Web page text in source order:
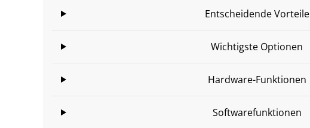
Entscheidende Vorteile
Wichtigste Optionen
Hardware-Funktionen
Softwarefunktionen